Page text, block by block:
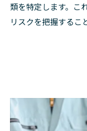
類を特定します。こ
リスクを把握するこ